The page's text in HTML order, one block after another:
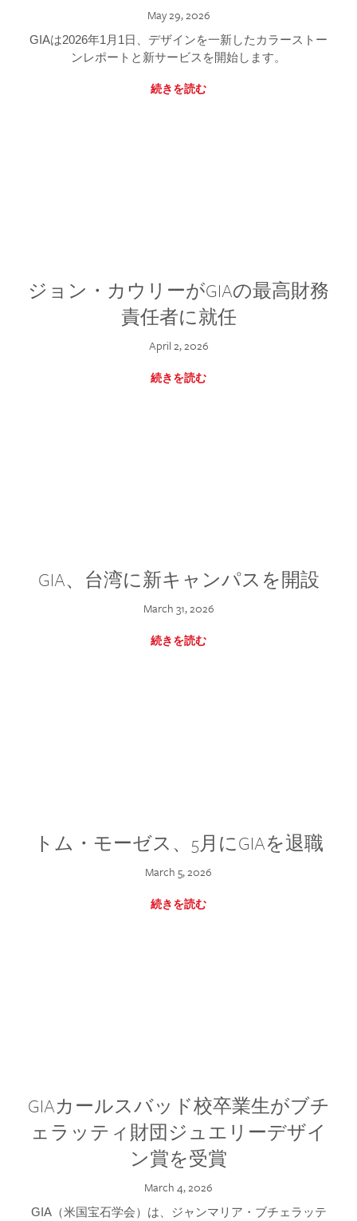
May 29, 2026
GIAは2026年1月1日、デザインを一新したカラーストー
ンレポートと新サービスを開始します。
続きを読む
ジョン・カウリーがGIAの最高財務
責任者に就任
April 2, 2026
続きを読む
GIA、台湾に新キャンパスを開設
March 31, 2026
続きを読む
トム・モーゼス、5月にGIAを退職
March 5, 2026
続きを読む
GIAカールスバッド校卒業生がブチ
ェラッティ財団ジュエリーデザイ
ン賞を受賞
March 4, 2026
GIA（米国宝石学会）は、ジャンマリア・ブチェラッテ